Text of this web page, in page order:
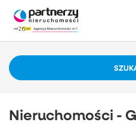
Nieruchomości -